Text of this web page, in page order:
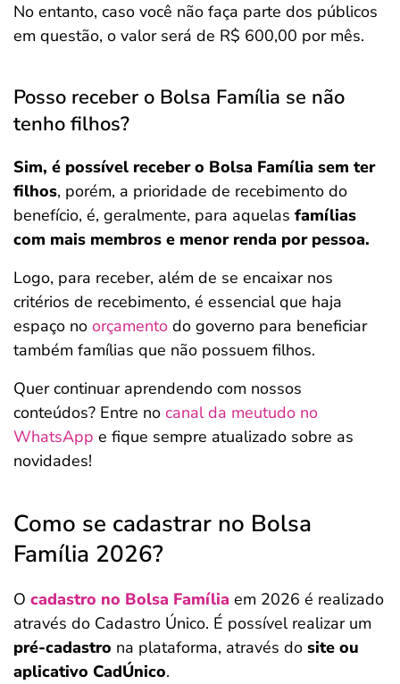
No entanto, caso você não faça parte dos públicos
em questão, o valor será de R$ 600,00 por mês.
Posso receber o Bolsa Família se não
tenho filhos?
Sim, é possível receber o Bolsa Família sem ter
filhos, porém, a prioridade de recebimento do
benefício, é, geralmente, para aquelas famílias
com mais membros e menor renda por pessoa.
Logo, para receber, além de se encaixar nos
critérios de recebimento, é essencial que haja
espaço no orçamento do governo para beneficiar
também famílias que não possuem filhos.
Quer continuar aprendendo com nossos
conteúdos? Entre no canal da meutudo no
WhatsApp e fique sempre atualizado sobre as
novidades!
Como se cadastrar no Bolsa
Família 2026?
O cadastro no Bolsa Família em 2026 é realizado
através do Cadastro Único. É possível realizar um
pré-cadastro na plataforma, através do site ou
aplicativo CadÚnico.